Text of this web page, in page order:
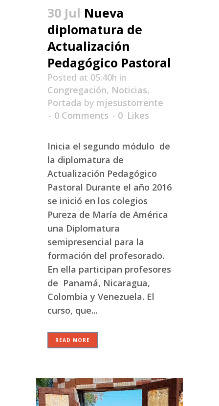
30 Jul Nueva
diplomatura de
Actualización
Pedagógico Pastoral
Posted at 05:40h in
Congregación, Noticias,
Portada by mjesustorrente
0 Comments
0 Likes
Inicia el segundo módulo de
la diplomatura de
Actualización Pedagógico
Pastoral Durante el año 2016
se inició en los colegios
Pureza de María de América
una Diplomatura
semipresencial para la
formación del profesorado.
En ella participan profesores
de Panamá, Nicaragua,
Colombia y Venezuela. El
curso, que...
READ MORE